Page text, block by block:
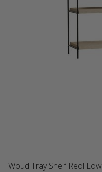
Woud Tray Shelf Reol Low